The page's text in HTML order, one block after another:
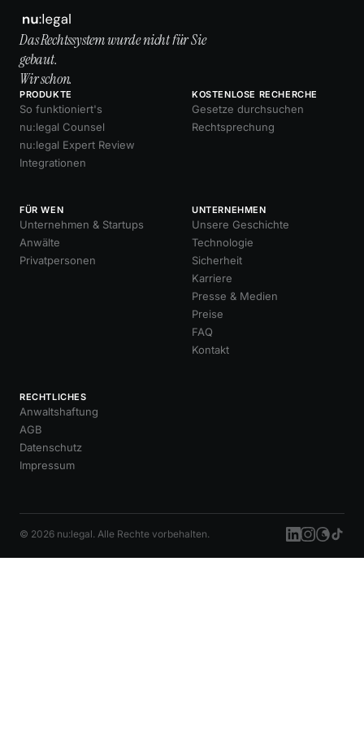
Das Rechtssystem wurde nicht für Sie
gebaut.
Wir schon.
PRODUKTE
So funktioniert's
nu:legal Counsel
nu:legal Expert Review
Integrationen
KOSTENLOSE RECHERCHE
Gesetze durchsuchen
Rechtsprechung
FÜR WEN
Unternehmen & Startups
Anwälte
Privatpersonen
UNTERNEHMEN
Unsere Geschichte
Technologie
Sicherheit
Karriere
Presse & Medien
Preise
FAQ
Kontakt
RECHTLICHES
Anwaltshaftung
AGB
Datenschutz
Impressum
© 2026 nu:legal. Alle Rechte vorbehalten.